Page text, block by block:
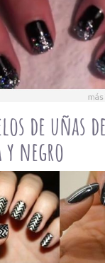
de uñas
negro